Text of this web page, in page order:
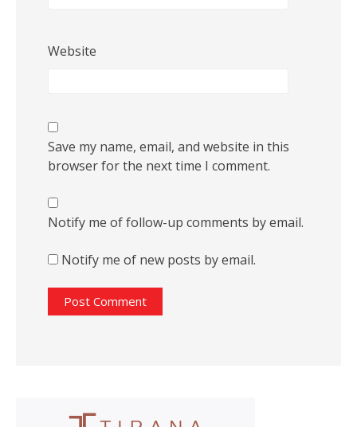
Website
Save my name, email, and website in this
browser for the next time I comment.
Notify me of follow-up comments by email.
Notify me of new posts by email.